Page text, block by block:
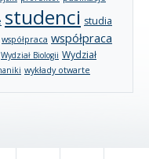
studenci studia
współpraca współpraca
Wydział Biologii Wydział
wykłady otwarte